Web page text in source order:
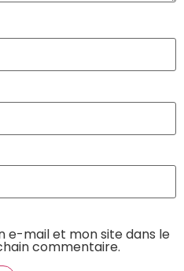
e-mail et mon site dans le
commentaire.